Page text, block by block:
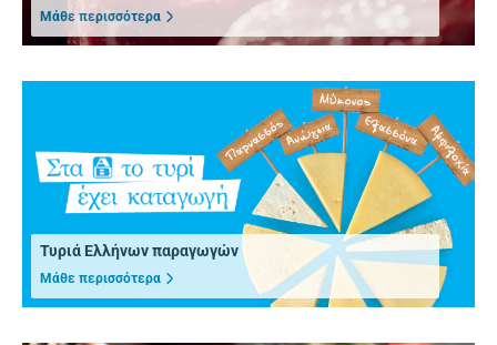
Μάθε περισσότερα
Τυριά Ελλήνων παραγωγών
Μάθε περισσότερα